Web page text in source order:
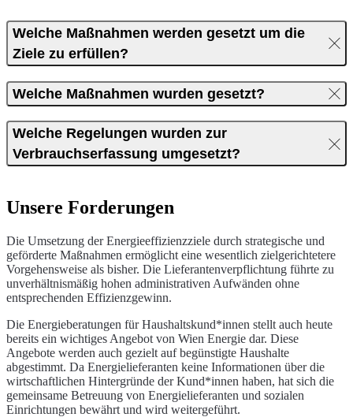
Welche Maßnahmen werden gesetzt um die
Ziele zu erfüllen?
Welche Maßnahmen wurden gesetzt?
Welche Regelungen wurden zur
Verbrauchserfassung umgesetzt?
Unsere Forderungen
Die Umsetzung der Energieeffizienzziele durch strategische und
geförderte Maßnahmen ermöglicht eine wesentlich zielgerichtetere
Vorgehensweise als bisher. Die Lieferantenverpflichtung führte zu
unverhältnismäßig hohen administrativen Aufwänden ohne
entsprechenden Effizienzgewinn.
Die Energieberatungen für Haushaltskund*innen stellt auch heute
bereits ein wichtiges Angebot von Wien Energie dar. Diese
Angebote werden auch gezielt auf begünstigte Haushalte
abgestimmt. Da Energielieferanten keine Informationen über die
wirtschaftlichen Hintergründe der Kund*innen haben, hat sich die
gemeinsame Betreuung von Energielieferanten und sozialen
Einrichtungen bewährt und wird weitergeführt.